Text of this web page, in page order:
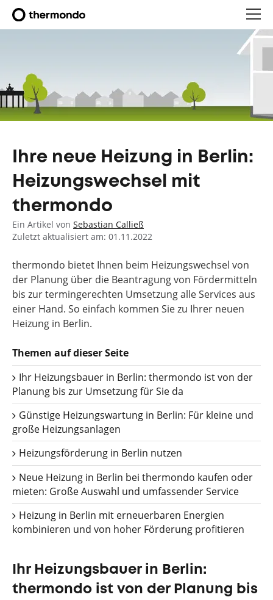
Ihre neue Heizung in Berlin:
Heizungswechsel mit
thermondo
Ein Artikel von Sebastian Calließ
Zuletzt aktualisiert am: 01.11.2022
thermondo bietet Ihnen beim Heizungswechsel von
der Planung über die Beantragung von Fördermitteln
bis zur termingerechten Umsetzung alle Services aus
einer Hand. So einfach kommen Sie zu Ihrer neuen
Heizung in Berlin.
Themen auf dieser Seite
Ihr Heizungsbauer in Berlin: thermondo ist von der
Planung bis zur Umsetzung für Sie da
Günstige Heizungswartung in Berlin: Für kleine und
große Heizungsanlagen
Heizungsförderung in Berlin nutzen
Neue Heizung in Berlin bei thermondo kaufen oder
mieten: Große Auswahl und umfassender Service
Heizung in Berlin mit erneuerbaren Energien
kombinieren und von hoher Förderung profitieren
Ihr Heizungsbauer in Berlin:
thermondo ist von der Planung bis